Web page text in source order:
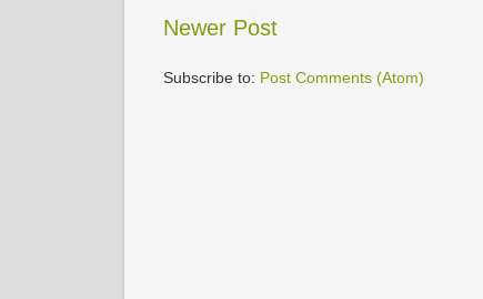
Newer Post
Subscribe to: Post Comments (Atom)